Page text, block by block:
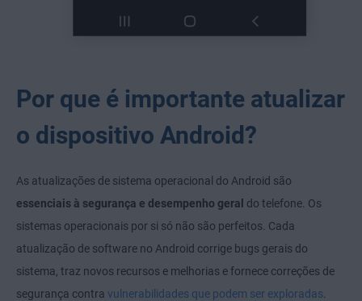
Por que é importante atualizar
o dispositivo Android?
As atualizações de sistema operacional do Android são
essenciais à segurança e desempenho geral do telefone. Os
sistemas operacionais por si só não são perfeitos. Cada
atualização de software no Android corrige bugs gerais do
sistema, traz novos recursos e melhorias e fornece correções de
segurança contra vulnerabilidades que podem ser exploradas.